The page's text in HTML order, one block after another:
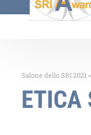
Salone dello SRI 2021 »
ETICA